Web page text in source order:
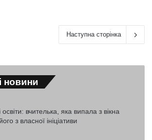
Наступна сторінка
новини
вчителька, яка випала з вікна
з власної ініціативи